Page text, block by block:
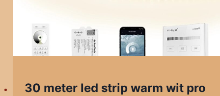
30 meter led strip warm wit pro